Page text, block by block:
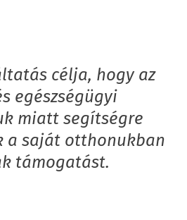
célja, hogy az
egészségügyi
miatt segítségre
a saját otthonukban
támogatást.